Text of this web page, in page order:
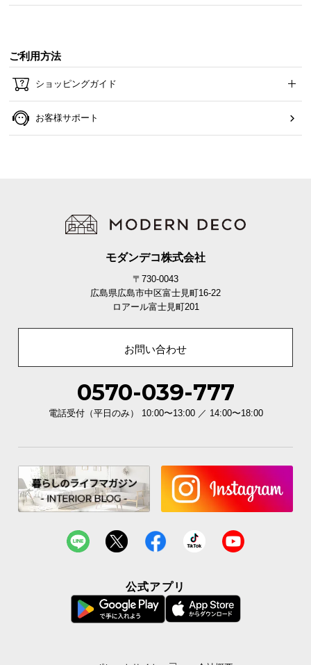
ご利用方法
ショッピングガイド
お客様サポート
モダンデコ株式会社
〒730-0043
広島県広島市中区富士見町16-22
ロアール富士見町201
お問い合わせ
0570-039-777
電話受付（平日のみ） 10:00〜13:00 ／ 14:00〜18:00
公式アプリ